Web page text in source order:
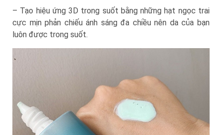
– Tạo hiệu ứng 3D trong suốt bằng những hạt ngọc trai
cực mịn phản chiếu ánh sáng đa chiều nên da của bạn
luôn được trong suốt.